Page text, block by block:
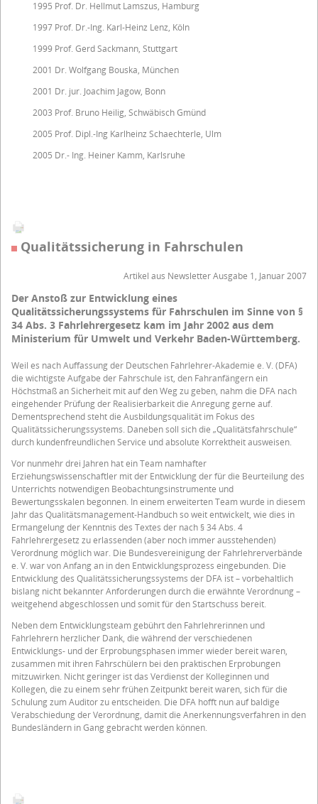
1995 Prof. Dr. Hellmut Lamszus, Hamburg
1997 Prof. Dr.-Ing. Karl-Heinz Lenz, Köln
1999 Prof. Gerd Sackmann, Stuttgart
2001 Dr. Wolfgang Bouska, München
2001 Dr. jur. Joachim Jagow, Bonn
2003 Prof. Bruno Heilig, Schwäbisch Gmünd
2005 Prof. Dipl.-Ing Karlheinz Schaechterle, Ulm
2005 Dr.- Ing. Heiner Kamm, Karlsruhe
Qualitätssicherung in Fahrschulen
Artikel aus Newsletter Ausgabe 1, Januar 2007
Der Anstoß zur Entwicklung eines
Qualitätssicherungssystems für Fahrschulen im Sinne von §
34 Abs. 3 Fahrlehrergesetz kam im Jahr 2002 aus dem
Ministerium für Umwelt und Verkehr Baden-Württemberg.
Weil es nach Auffassung der Deutschen Fahrlehrer-Akademie e. V. (DFA)
die wichtigste Aufgabe der Fahrschule ist, den Fahranfängern ein
Höchstmaß an Sicherheit mit auf den Weg zu geben, nahm die DFA nach
eingehender Prüfung der Realisierbarkeit die Anregung gerne auf.
Dementsprechend steht die Ausbildungsqualität im Fokus des
Qualitätssicherungssystems. Daneben soll sich die „Qualitätsfahrschule“
durch kundenfreundlichen Service und absolute Korrektheit ausweisen.
Vor nunmehr drei Jahren hat ein Team namhafter
Erziehungswissenschaftler mit der Entwicklung der für die Beurteilung des
Unterrichts notwendigen Beobachtungsinstrumente und
Bewertungsskalen begonnen. In einem erweiterten Team wurde in diesem
Jahr das Qualitätsmanagement-Handbuch so weit entwickelt, wie dies in
Ermangelung der Kenntnis des Textes der nach § 34 Abs. 4
Fahrlehrergesetz zu erlassenden (aber noch immer ausstehenden)
Verordnung möglich war. Die Bundesvereinigung der Fahrlehrerverbände
e. V. war von Anfang an in den Entwicklungsprozess eingebunden. Die
Entwicklung des Qualitätssicherungssystems der DFA ist – vorbehaltlich
bislang nicht bekannter Anforderungen durch die erwähnte Verordnung –
weitgehend abgeschlossen und somit für den Startschuss bereit.
Neben dem Entwicklungsteam gebührt den Fahrlehrerinnen und
Fahrlehrern herzlicher Dank, die während der verschiedenen
Entwicklungs- und der Erprobungsphasen immer wieder bereit waren,
zusammen mit ihren Fahrschülern bei den praktischen Erprobungen
mitzuwirken. Nicht geringer ist das Verdienst der Kolleginnen und
Kollegen, die zu einem sehr frühen Zeitpunkt bereit waren, sich für die
Schulung zum Auditor zu entscheiden. Die DFA hofft nun auf baldige
Verabschiedung der Verordnung, damit die Anerkennungsverfahren in den
Bundesländern in Gang gebracht werden können.